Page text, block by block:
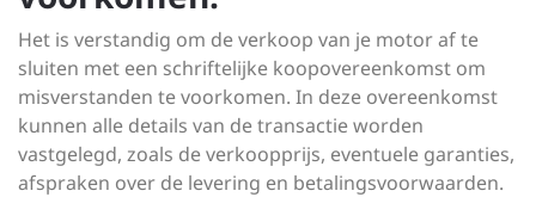
Het is verstandig om de verkoop van je motor af te
sluiten met een schriftelijke koopovereenkomst om
misverstanden te voorkomen. In deze overeenkomst
kunnen alle details van de transactie worden
vastgelegd, zoals de verkoopprijs, eventuele garanties,
afspraken over de levering en betalingsvoorwaarden.